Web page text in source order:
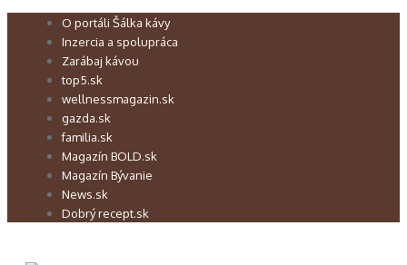
Preskočiť O portáli Šálka kávy
Inzercia a spolupráca
Zarábaj kávou
top5.sk
wellnessmagazin.sk
gazda.sk
familia.sk
Magazín BOLD.sk
Magazín Bývanie
News.sk
Dobrý recept.sk